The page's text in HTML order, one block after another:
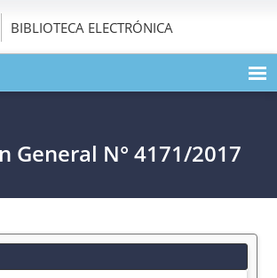
BIBLIOTECA ELECTRÓNICA
EL CONTENIDO DE LA PUBLICACIÓN
General N° 4171/2017